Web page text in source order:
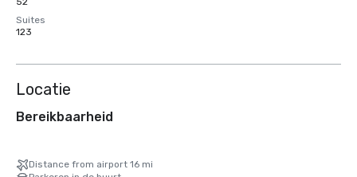
Suites
123
Locatie
Bereikbaarheid
Distance from airport 16 mi